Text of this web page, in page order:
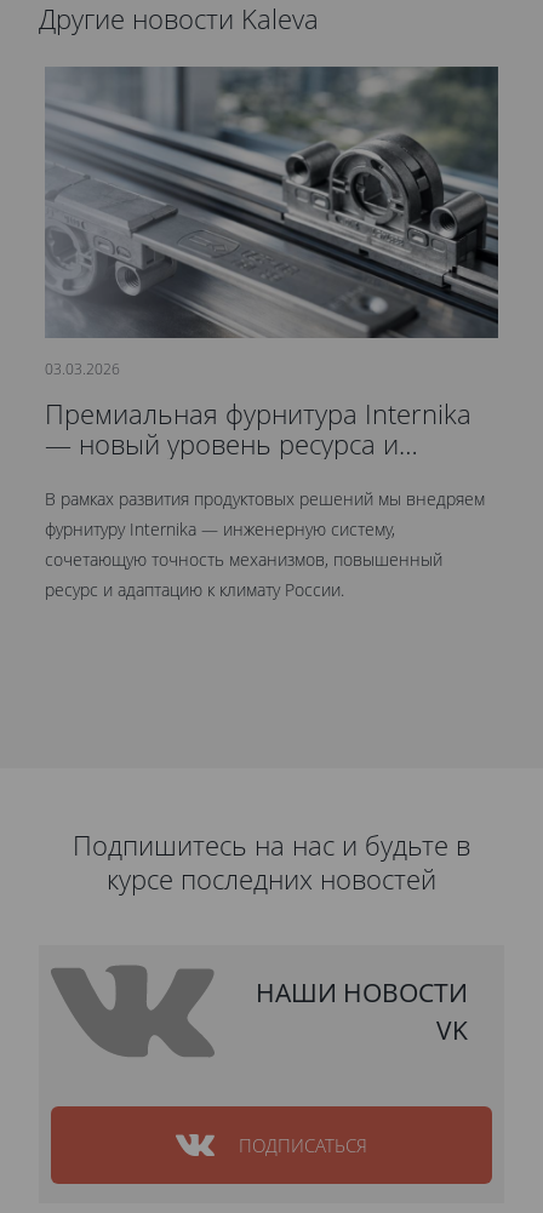
Другие новости Kaleva
03.03.2026
Премиальная фурнитура Internika
— новый уровень ресурса и
В рамках развития продуктовых решений мы внедряем
фурнитуру Internika — инженерную систему,
сочетающую точность механизмов, повышенный
ресурс и адаптацию к климату России.
Подпишитесь на нас и будьте в
курсе последних новостей
НАШИ НОВОСТИ
VK
ПОДПИСАТЬСЯ